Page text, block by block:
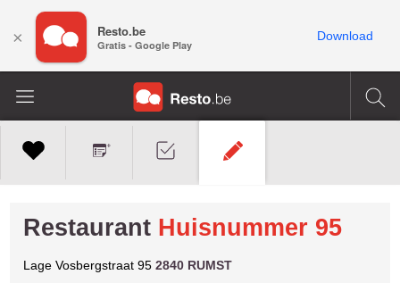
Restaurant Huisnummer 95
Lage Vosbergstraat 952840 RUMST
× Resto.be
Gratis - Google Play
Download